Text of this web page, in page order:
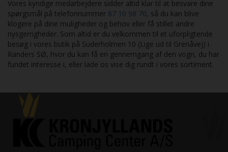
Vores kyndige medarbejdere sidder altid klar til at besvare dine
spørgsmål på telefonnummer 87 10 98 70, så du kan blive
klogere på dine muligheder og behov eller få stillet andre
nysgerrigheder. Som altid er du velkommen til et uforpligtende
besøg i vores butik på Suderholmen 10 (Lige ud til Grenåvej) i
Randers SØ, hvor du kan få en gennemgang af den vogn, du har
fundet interesse i, eller lade os vise dig rundt i vores sortiment.